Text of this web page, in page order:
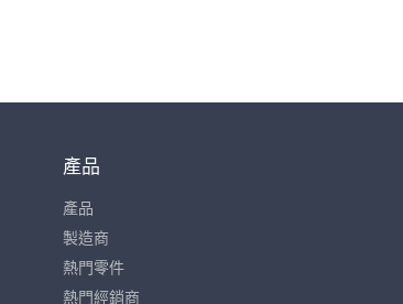
產品
產品
製造商
熱門零件
熱門經銷商